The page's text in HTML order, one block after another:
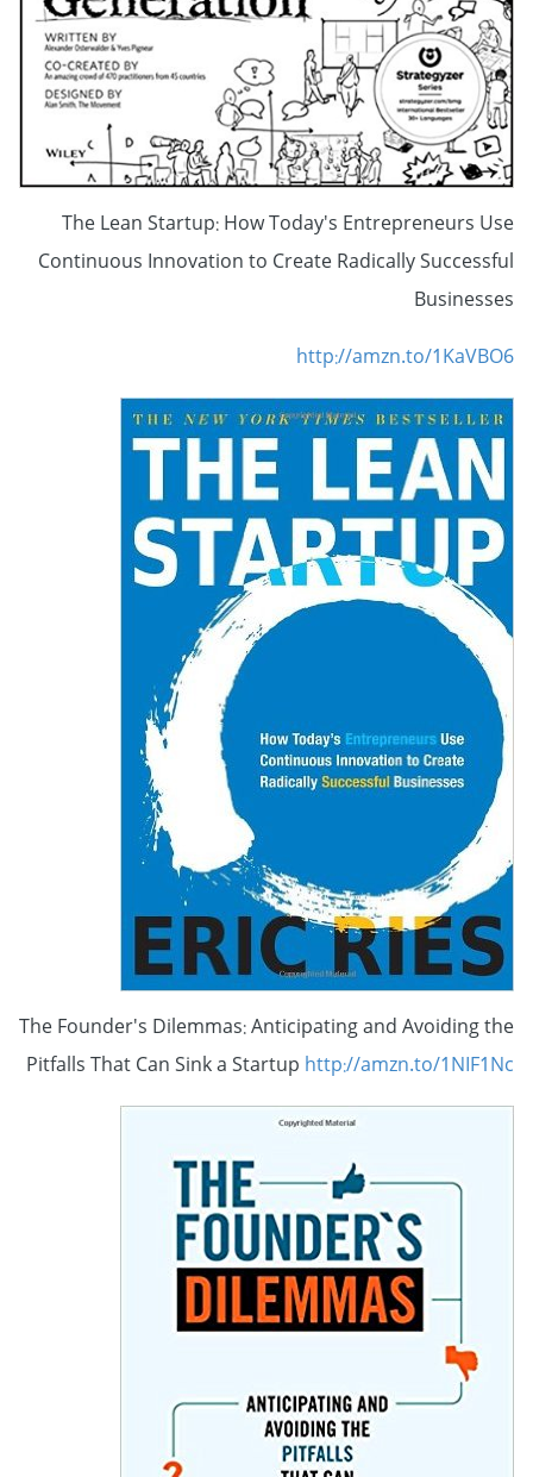
The Lean Startup: How Today's Entrepreneurs Use
Continuous Innovation to Create Radically Successful
Businesses
http://amzn.to/1KaVBO6
The Founder's Dilemmas: Anticipating and Avoiding the
Pitfalls That Can Sink a Startuphttp://amzn.to/1NIF1Nc